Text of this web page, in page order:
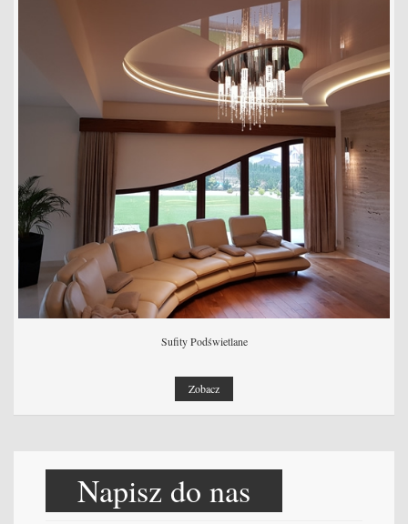
Sufity Podświetlane
Zobacz
Napisz do nas